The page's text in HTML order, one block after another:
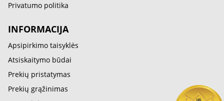
Privatumo politika
INFORMACIJA
Apsipirkimo taisyklės
Atsiskaitymo būdai
Prekių pristatymas
Prekių grąžinimas